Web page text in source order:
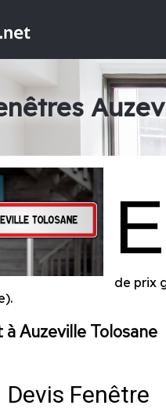
E
de prix
.
Auzeville Tolosane
Devis Fenêtre